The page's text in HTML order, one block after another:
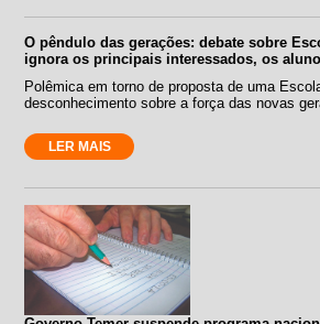
O pêndulo das gerações: debate sobre
ignora os principais interessados, os
Polêmica em torno de proposta de uma
desconhecimento sobre a força das novas
LER MAIS